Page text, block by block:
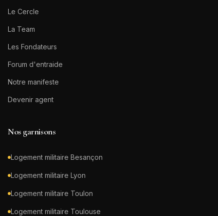
Le Cercle
La Team
Les Fondateurs
Forum d'entraide
Notre manifeste
Devenir agent
Nos garnisons
Logement militaire Besançon
Logement militaire Lyon
Logement militaire Toulon
Logement militaire Toulouse